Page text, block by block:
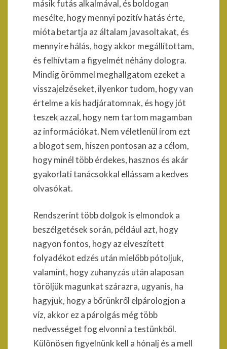
másik futás alkalmával, és boldogan
mesélte, hogy mennyi pozitív hatás érte,
mióta betartja az általam javasoltakat, és
mennyire hálás, hogy akkor megállítottam,
és felhívtam a figyelmét néhány dologra.
Mindig örömmel meghallgatom ezeket a
visszajelzéseket, ilyenkor tudom, hogy van
értelme a kis hadjáratomnak, és hogy jót
teszek azzal, hogy nem tartom magamban
az információkat. Nem véletlenül írom ezt
a blogot sem, hiszen pontosan az a célom,
hogy minél több érdekes, hasznos és akár
gyakorlati tanácsokkal ellássam a kedves
olvasókat.
Rendszerint több dolgok is elmondok a
beszélgetések során, például azt, hogy
nagyon fontos, hogy az elveszített
folyadékot edzés után mielőbb pótoljuk,
valamint, hogy zuhanyzás után alaposan
töröljük magunkat szárazra, ugyanis, ha
hagyjuk, hogy a bőrünkről elpárologjon a
víz, akkor ez a párolgás még több
nedvességet fog elvonni a testünkből.
Különösen figyelnünk kell a hónalj és a mell